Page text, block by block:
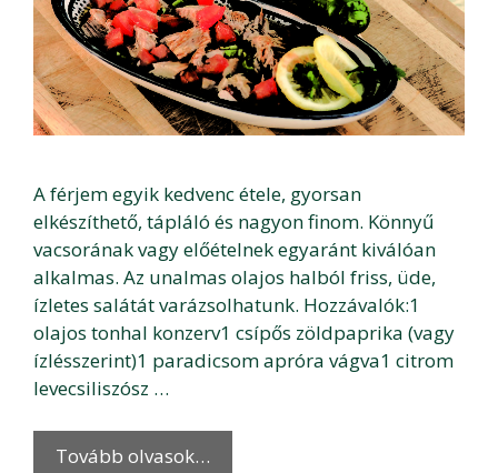
A férjem egyik kedvenc étele, gyorsan
elkészíthető, tápláló és nagyon finom. Könnyű
vacsorának vagy előételnek egyaránt kiválóan
alkalmas. Az unalmas olajos halból friss, üde,
ízletes salátát varázsolhatunk. Hozzávalók:1
olajos tonhal konzerv1 csípős zöldpaprika (vagy
ízlésszerint)1 paradicsom apróra vágva1 citrom
levecsiliszósz …
Tovább olvasok…